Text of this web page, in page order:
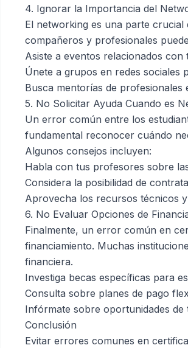
4. Ignorar la Importancia del
El networking es una parte
compañeros y profesionales
Asiste a eventos relacionados con
Únete a grupos en redes sociales
Busca mentorías de profesionales
5. No Solicitar Ayuda Cuando es
Un error común entre los
fundamental reconocer cuándo
Algunos consejos incluyen:
Habla con tus profesores sobre
Considera la posibilidad de
Aprovecha los recursos técnicos
6. No Evaluar Opciones de
Finalmente, un error común en
financiamiento. Muchas
financiera.
Investiga becas específicas para
Consulta sobre planes de pago
Infórmate sobre oportunidades de
Conclusión
Evitar errores comunes en